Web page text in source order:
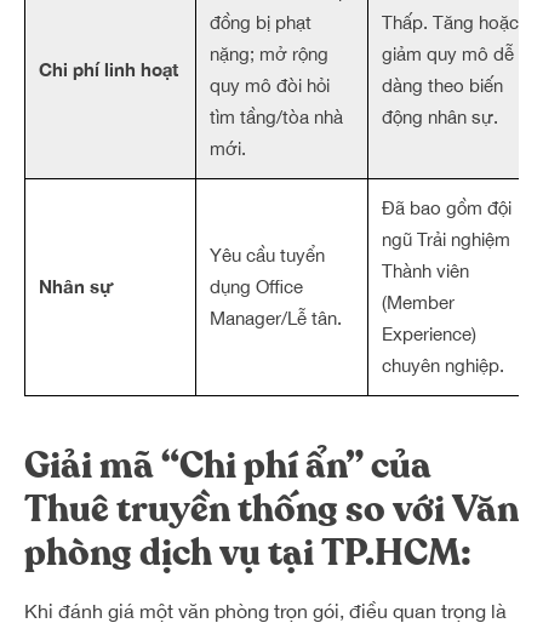
Chi phí linh hoạt
đồng bị phạt
nặng; mở rộng
quy mô đòi hỏi
tìm tầng/tòa nhà
mới.
Thấp. Tăng hoặc
giảm quy mô dễ
dàng theo biến
động nhân sự.
Nhân sự
Yêu cầu tuyển
dụng Office
Manager/Lễ tân.
Đã bao gồm đội
ngũ Trải nghiệm
Thành viên
(Member
Experience)
chuyên nghiệp.
Giải mã “Chi phí ẩn” của
Thuê truyền thống so vớiVăn
phòng dịch vụ tại TP.HCM:
Khi đánh giá một văn phòng trọn gói, điều quan trọng là